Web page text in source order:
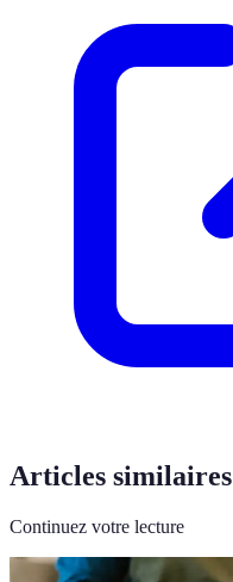
Articles similaires
Continuez votre lecture